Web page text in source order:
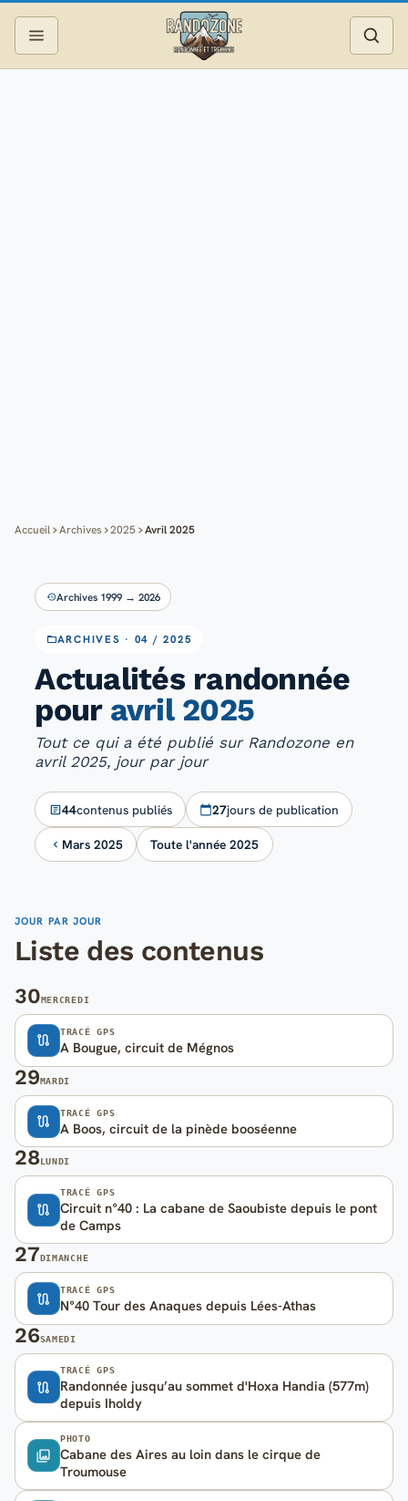
Accueil Archives 2025 Avril 2025
Archives 1999 → 2026
ARCHIVES · 04 / 2025
Actualités randonnée
pour avril 2025
Tout ce qui a été publié sur Randozone en
avril 2025, jour par jour
44contenus publiés 27jours de publication
Mars 2025 Toute l'année 2025
JOUR PAR JOUR
Liste des contenus
30MERCREDI
TRACÉ GPS
A Bougue, circuit de Mégnos
29MARDI
TRACÉ GPS
A Boos, circuit de la pinède booséenne
28LUNDI
TRACÉ GPS
Circuit n°40 : La cabane de Saoubiste depuis le pont
de Camps
27DIMANCHE
TRACÉ GPS
N°40 Tour des Anaques depuis Lées-Athas
26SAMEDI
TRACÉ GPS
Randonnée jusqu’au sommet d'Hoxa Handia (577m)
depuis Iholdy
PHOTO
Cabane des Aires au loin dans le cirque de
Troumouse